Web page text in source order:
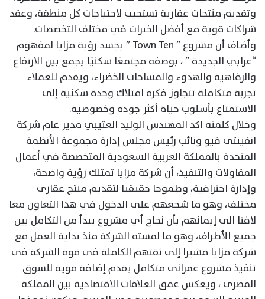
وتقديم منتجات عقارية تستجيب لاحتياجات كل منطقة، وعقد
شراكات قوية مع أفضل الخبرات في مختلف التخصصات.
وأضاف أن مشروع ” Town Ten ” يجسد رؤية مزايا لمفهوم
“عرابي الجديدة ” ، بوصفه مجتمعًا سكنيًا يجمع بين الارتفاع
والرفاهية والهدوء والمساحات الخضراء، ويقدم للعملاء
تجربة متكاملة تتجاوز فكرة امتلاك وحدة سكنية إلى
الاستمتاع بأسلوب حياة أكثر جودة وخصوصية.
وخلال كلمته اكد المهندس الوليد العتيبي مدير عام شركة
انفينتى فيو ونائب رئيس مجلس إدارة مجموعة الأنظمة
المتحدة بالمملكة العربية السعودية المتخصصة في أعمال
المقاولات والتنفيذ، أن شركة مزايا تمتلك رؤية واضحة،
وإدارة احترافية، وطموحا حقيقيا لتقديم منتج عقاري
مختلف، وهو ما شجعهم على الدخول في هذا التعاون معا
لافتا الى إيمانهم بأن نجاح أي مشروع يبدأ من التكامل بين
جميع الأطراف، وهو ما لمسته الشركة منذ بداية العمل مع
شركة مزايا مشيرا إلى ثقتهم الكاملة فى قوة الشركة فى
تنفيذ مشروع عمرانى متكامل يقدم إضافة قوية للسوق
المصرى ، ويعكس عمق العلاقات الاقتصادية بين المملكة